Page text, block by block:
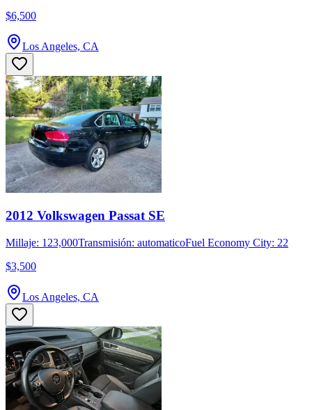
$6,500
Los Angeles, CA
2012 Volkswagen Passat SE
Millaje: 123,000Transmisión: automaticoFuel Economy City: 22
$3,500
Los Angeles, CA